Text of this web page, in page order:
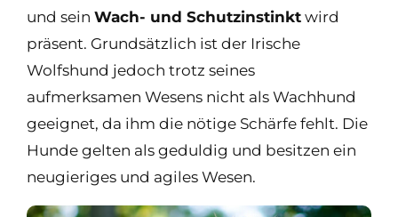
und sein Wach- und Schutzinstinkt wird
präsent. Grundsätzlich ist der Irische
Wolfshund jedoch trotz seines
aufmerksamen Wesens nicht als Wachhund
geeignet, da ihm die nötige Schärfe fehlt. Die
Hunde gelten als geduldig und besitzen ein
neugieriges und agiles Wesen.